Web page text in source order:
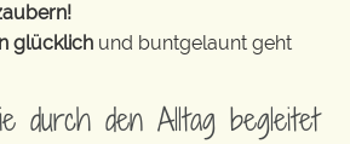
glücklich und buntgelaunt geht
durch den Alltag begleitet